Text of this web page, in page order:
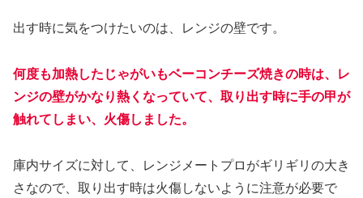
出す時に気をつけたいのは、レンジの壁です。
何度も加熱したじゃがいもベーコンチーズ焼きの時は、レ
ンジの壁がかなり熱くなっていて、取り出す時に手の甲が
触れてしまい、火傷しました。
庫内サイズに対して、レンジメートプロがギリギリの大き
さなので、取り出す時は火傷しないように注意が必要で